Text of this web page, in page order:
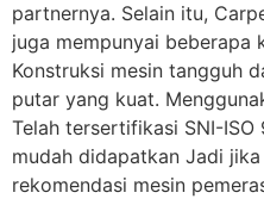
partnernya. Selain itu,
juga mempunyai beberapa
Konstruksi mesin tangguh
putar yang kuat.
Telah tersertifikasi SNI-ISO
mudah didapatkan Jadi
rekomendasi mesin